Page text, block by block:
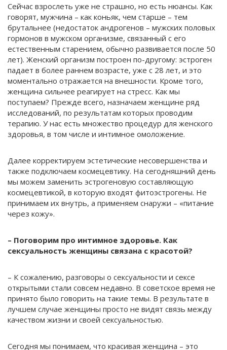
Сейчас взрослеть уже не страшно, но есть нюансы. Как
говорят, мужчина – как коньяк, чем старше – тем
брутальнее (недостаток андрогенов – мужских половых
гормонов в мужском организме, связанный с его
естественным старением, обычно развивается после 50
лет). Женский организм построен по-другому: эстроген
падает в более раннем возрасте, уже с 28 лет, и это
моментально отражается на внешности. Кроме того,
женщина сильнее реагирует на стресс. Как мы
поступаем? Прежде всего, назначаем женщине ряд
исследований, по результатам которых проводим
терапию. У нас есть множество процедур для женского
здоровья, в том числе и интимное омоложение.
Далее корректируем эстетические несовершенства и
также подключаем космецевтику. На сегодняшний день
мы можем заменить эстрогеновую составляющую
космецевтикой, в которую входят фитоэстрогены. Не
принимаем их внутрь, а применяем снаружи – «питание
через кожу».
– Поговорим про интимное здоровье. Как
сексуальность женщины связана с красотой?
– К сожалению, разговоры о сексуальности и сексе
открытыми стали совсем недавно. В советское время не
принято было говорить на такие темы. В результате в
лучшем случае женщины просто не видят связь между
качеством жизни и своей сексуальностью.
Сегодня мы понимаем, что красивая женщина – это